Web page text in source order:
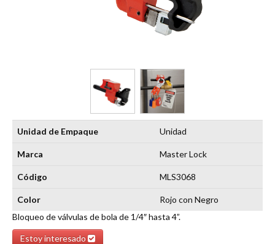
Unidad de Empaque Unidad
Marca Master Lock
Código MLS3068
Color
Rojo con Negro
Bloqueo de válvulas de bola de 1/4″ hasta 4”.
Estoy interesado